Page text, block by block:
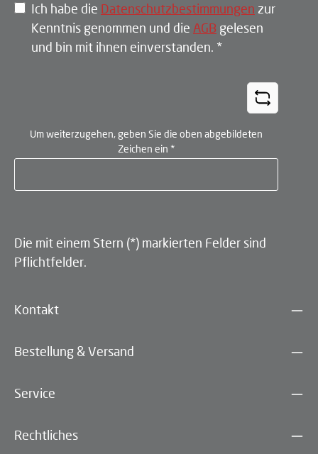
Ich habe die Datenschutzbestimmungen zur
Kenntnis genommen und die AGB gelesen
und bin mit ihnen einverstanden. *
Um weiterzugehen, geben Sie die oben abgebildeten
Zeichen ein *
Die mit einem Stern (*) markierten Felder sind
Pflichtfelder.
Kontakt
Bestellung & Versand
Service
Rechtliches